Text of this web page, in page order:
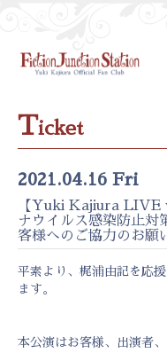
Ticket
2021.04.16 Fri
【Yuki Kajiura LIVE
ナウイルス感染防止対
客様へのご協力のお願
平素より、梶浦由記を応
ます。
本公演はお客様、出演者